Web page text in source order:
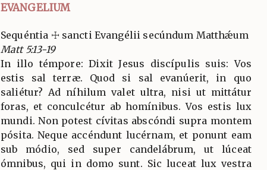
EVANGELIUM
Sequéntia ☩ sancti Evangélii secúndum Matthǽum
Matt 5:13-19
In illo témpore: Dixit Jesus discípulis suis: Vos
estis sal terræ. Quod si sal evanúerit, in quo
saliétur? Ad níhilum valet ultra, nisi ut mittátur
foras, et conculcétur ab homínibus. Vos estis lux
mundi. Non potest cívitas abscóndi supra montem
pósita. Neque accéndunt lucérnam, et ponunt eam
sub módio, sed super candelábrum, ut lúceat
ómnibus, qui in domo sunt. Sic luceat lux vestra